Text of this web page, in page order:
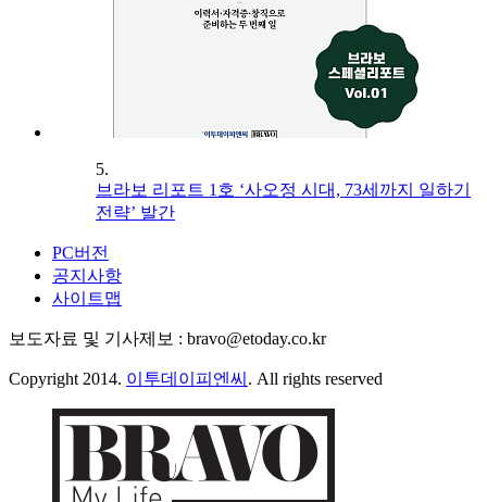
5.
브라보 리포트 1호 ‘사오정 시대, 73세까지 일하기
전략’ 발간
PC버전
공지사항
사이트맵
보도자료 및 기사제보 : bravo@etoday.co.kr
Copyright 2014. 이투데이피엔씨 . All rights reserved